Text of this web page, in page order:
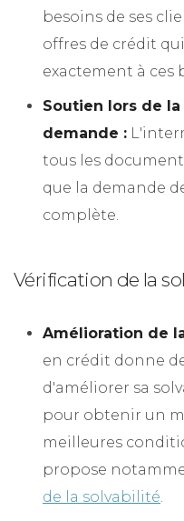
besoins de ses
offres de crédit
exactement à ces
Soutien lors de
demande :
tous les
que la demande
complète.
Vérification de la
Amélioration de
en crédit donne
d'améliorer sa
pour obtenir un
meilleures
propose
de la solvabilité